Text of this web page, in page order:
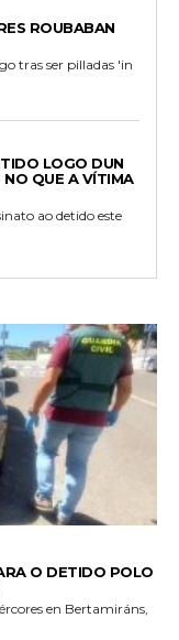
ROUBABAN
tras ser pilladas 'in
LOGO DUN
QUE A VÍTIMA
ao detido este
O DETIDO POLO
en Bertamiráns,